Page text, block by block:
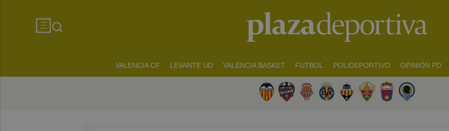
VALENCIA CF LEVANTE UD VALENCIA BASKET FUTBOL POLIDEPORTIVO OPINIÓN PD